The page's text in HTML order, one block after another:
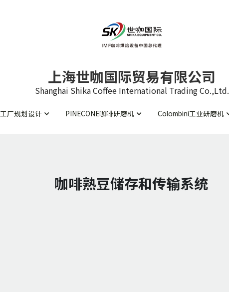
上海世咖国际贸易有限公司
Shanghai Shika Coffee International Trading Co.,Ltd.
工厂规划设计 PINECONE咖啡研磨机 Colombini工业研磨机
上海世咖国际贸易有限公司
Shanghai Shika Coffee International Trading Co.,Ltd.
工厂规划设计 PINECONE咖啡研磨机 Colombini工业研磨机
咖啡熟豆储存和传输系统